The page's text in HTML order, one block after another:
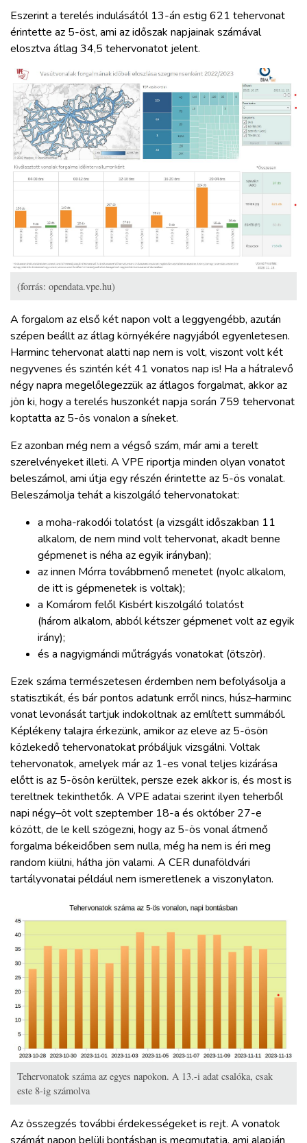
Eszerint a terelés indulásától 13-án estig 621 tehervonat
érintette az 5-öst, ami az időszak napjainak számával
elosztva átlag 34,5 tehervonatot jelent.
(forrás: opendata.vpe.hu)
A forgalom az első két napon volt a leggyengébb, azután
szépen beállt az átlag környékére nagyjából egyenletesen.
Harminc tehervonat alatti nap nem is volt, viszont volt két
negyvenes és szintén két 41 vonatos nap is! Ha a hátralevő
négy napra megelőlegezzük az átlagos forgalmat, akkor az
jön ki, hogy a terelés huszonkét napja során 759 tehervonat
koptatta az 5-ös vonalon a síneket.
Ez azonban még nem a végső szám, már ami a terelt
szerelvényeket illeti. A VPE riportja minden olyan vonatot
beleszámol, ami útja egy részén érintette az 5-ös vonalat.
Beleszámolja tehát a kiszolgáló tehervonatokat:
a moha-rakodói tolatóst (a vizsgált időszakban 11
alkalom, de nem mind volt tehervonat, akadt benne
gépmenet is néha az egyik irányban);
az innen Mórra továbbmenő menetet (nyolc alkalom,
de itt is gépmenetek is voltak);
a Komárom felől Kisbért kiszolgáló tolatóst
(három alkalom, abból kétszer gépmenet volt az egyik
irány);
és a nagyigmándi műtrágyás vonatokat (ötször).
Ezek száma természetesen érdemben nem befolyásolja a
statisztikát, és bár pontos adatunk erről nincs, húsz–harminc
vonat levonását tartjuk indokoltnak az említett summából.
Képlékeny talajra érkezünk, amikor az eleve az 5-ösön
közlekedő tehervonatokat próbáljuk vizsgálni. Voltak
tehervonatok, amelyek már az 1-es vonal teljes kizárása
előtt is az 5-ösön kerültek, persze ezek akkor is, és most is
tereltnek tekinthetők. A VPE adatai szerint ilyen teherből
napi négy–öt volt szeptember 18-a és október 27-e
között, de le kell szögezni, hogy az 5-ös vonal átmenő
forgalma békeidőben sem nulla, még ha nem is éri meg
random kiülni, hátha jön valami. A CER dunaföldvári
tartályvonatai például nem ismeretlenek a viszonylaton.
Tehervonatok száma az egyes napokon. A 13.-i adat csalóka, csak
este 8-ig számolva
Az összegzés további érdekességeket is rejt. A vonatok